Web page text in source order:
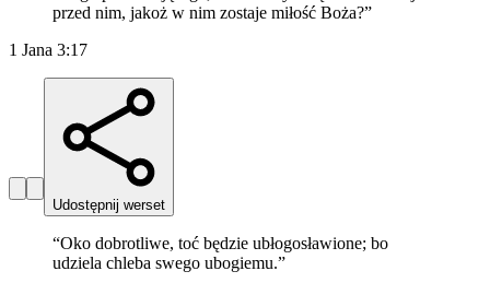
przed nim, jakoż w nim zostaje miłość Boża?”
1 Jana 3:17
Udostępnij werset
“Oko dobrotliwe, toć będzie ubłogosławione; bo
udziela chleba swego ubogiemu.”